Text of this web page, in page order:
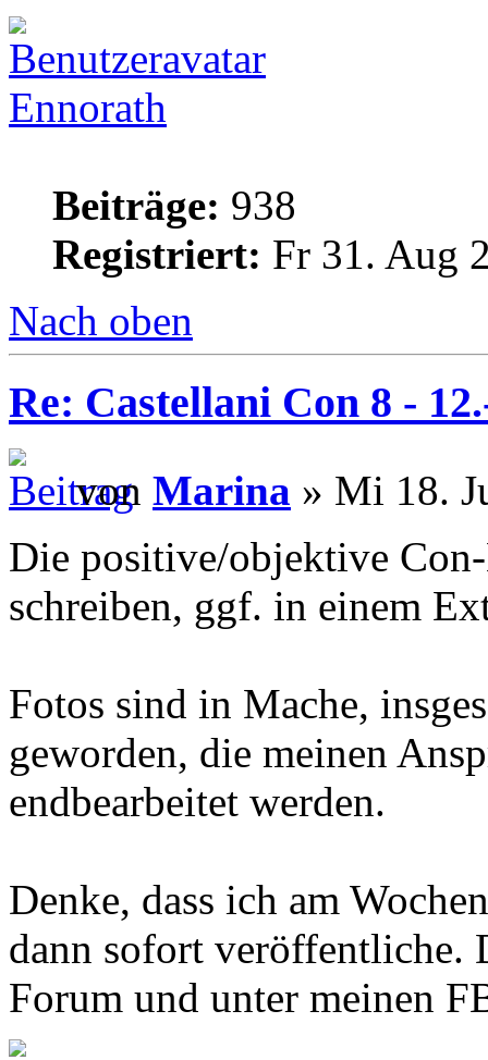
Ennorath
Beiträge: 938
Registriert: Fr 31. Aug
Nach oben
Re: Castellani Con 8 -
von Marina » Mi 18.
Die positive/objektive
schreiben, ggf. in einem
Fotos sind in Mache,
geworden, die meinen
endbearbeitet werden.
Denke, dass ich am
dann sofort
Forum und unter meinen